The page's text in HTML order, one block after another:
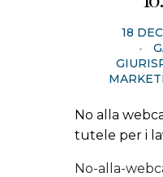
18
No alla
tutele per i
No-alla-